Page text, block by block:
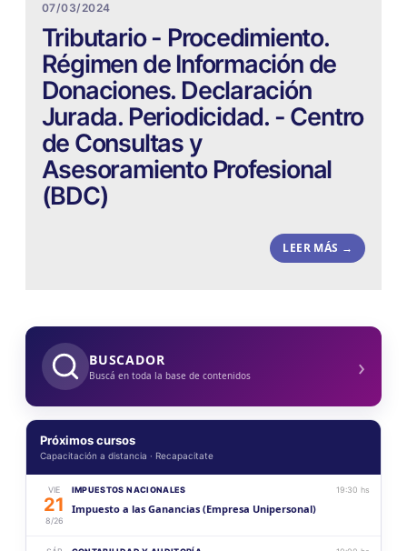
07/03/2024
Tributario - Procedimiento.
Régimen de Información de
Donaciones. Declaración
Jurada. Periodicidad. - Centro
de Consultas y
Asesoramiento Profesional
(BDC)
LEER MÁS →
BUSCADOR
Buscá en toda la base de contenidos ›
Próximos cursos
Capacitación a distancia · Recapacitate
VIE
21
8/26
IMPUESTOS NACIONALES 19:30 hs
Impuesto a las Ganancias (Empresa Unipersonal)